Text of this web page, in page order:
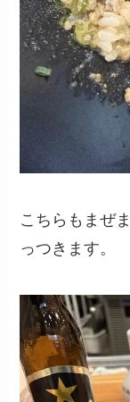
こちらもまぜ
っつきます。